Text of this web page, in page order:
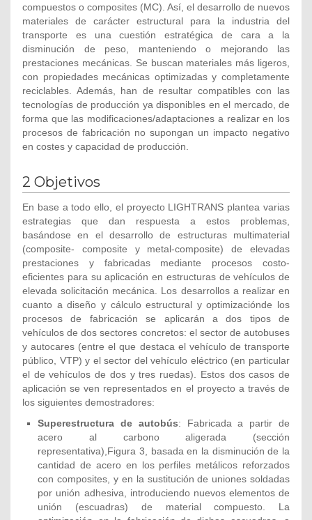
compuestos o composites (MC). Así, el desarrollo de nuevos
materiales de carácter estructural para la industria del
transporte es una cuestión estratégica de cara a la
disminución de peso, manteniendo o mejorando las
prestaciones mecánicas. Se buscan materiales más ligeros,
con propiedades mecánicas optimizadas y completamente
reciclables. Además, han de resultar compatibles con las
tecnologías de producción ya disponibles en el mercado, de
forma que las modificaciones/adaptaciones a realizar en los
procesos de fabricación no supongan un impacto negativo
en costes y capacidad de producción.
2 Objetivos
En base a todo ello, el proyecto LIGHTRANS plantea varias
estrategias que dan respuesta a estos problemas,
basándose en el desarrollo de estructuras multimaterial
(composite- composite y metal-composite) de elevadas
prestaciones y fabricadas mediante procesos costo-
eficientes para su aplicación en estructuras de vehículos de
elevada solicitación mecánica. Los desarrollos a realizar en
cuanto a diseño y cálculo estructural y optimizaciónde los
procesos de fabricación se aplicarán a dos tipos de
vehículos de dos sectores concretos: el sector de autobuses
y autocares (entre el que destaca el vehículo de transporte
público, VTP) y el sector del vehículo eléctrico (en particular
el de vehículos de dos y tres ruedas). Estos dos casos de
aplicación se ven representados en el proyecto a través de
los siguientes demostradores:
Superestructura de autobús: Fabricada a partir de
acero al carbono aligerada (sección
representativa),Figura 3, basada en la disminución de la
cantidad de acero en los perfiles metálicos reforzados
con composites, y en la sustitución de uniones soldadas
por unión adhesiva, introduciendo nuevos elementos de
unión (escuadras) de material compuesto. La